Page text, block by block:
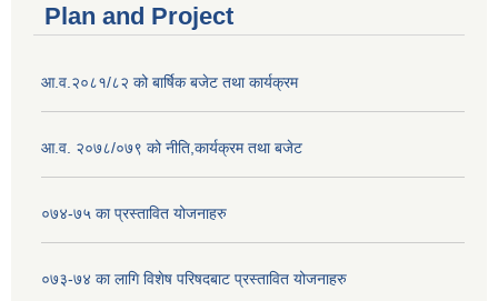
Plan and Project
आ.व.२०८१/८२ को बार्षिक बजेट तथा कार्यक्रम
आ.व. २०७८/०७९ को नीति,कार्यक्रम तथा बजेट
०७४-७५ का प्रस्तावित योजनाहरु
०७३-७४ का लागि विशेष परिषदबाट प्रस्तावित योजनाहरु